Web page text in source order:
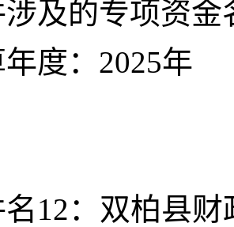
涉及的专项资金
度： 2025年
12：双柏县